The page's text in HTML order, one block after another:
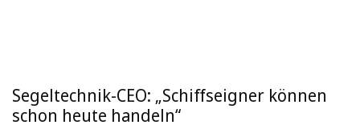
Segeltechnik-CEO: „Schiffseigner können
schon heute handeln“